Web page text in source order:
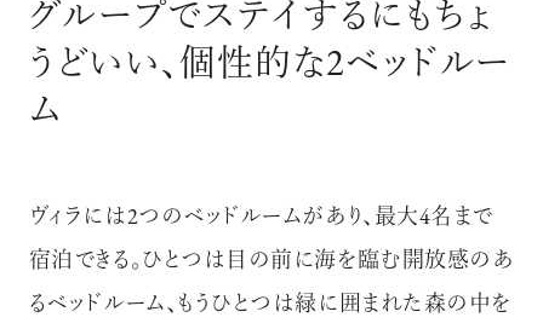
グループでステイするにもちょ
うどいい、個性的な2ベッドルー
ム
ヴィラには2つのベッドルームがあり、最大4名まで
宿泊できる。ひとつは目の前に海を臨む開放感のあ
るベッドルーム、もうひとつは緑に囲まれた森の中を